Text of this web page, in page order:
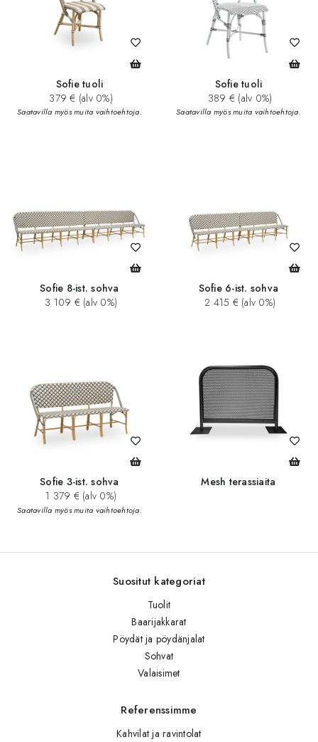
Sofie tuoli
379 € (alv 0%)
Saatavilla myös muita vaihtoehtoja.
Sofie tuoli
389 € (alv 0%)
Saatavilla myös muita vaihtoehtoja.
Sofie 8-ist. sohva
3 109 € (alv 0%)
Sofie 6-ist. sohva
2 415 € (alv 0%)
Sofie 3-ist. sohva
1 379 € (alv 0%)
Saatavilla myös muita vaihtoehtoja.
Mesh terassiaita
Suositut kategoriat
Tuolit
Baarijakkarat
Pöydät ja pöydänjalat
Sohvat
Valaisimet
Referenssimme
Kahvilat ja ravintolat